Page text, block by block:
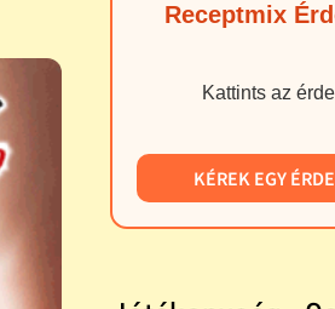
Receptmix
Kattints az
KÉREK EGY